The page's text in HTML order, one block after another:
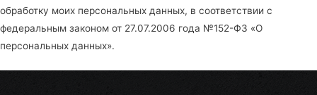
обработку моих персональных данных, в соответствии с
федеральным законом от 27.07.2006 года №152-Ф3 «О
персональных данных».